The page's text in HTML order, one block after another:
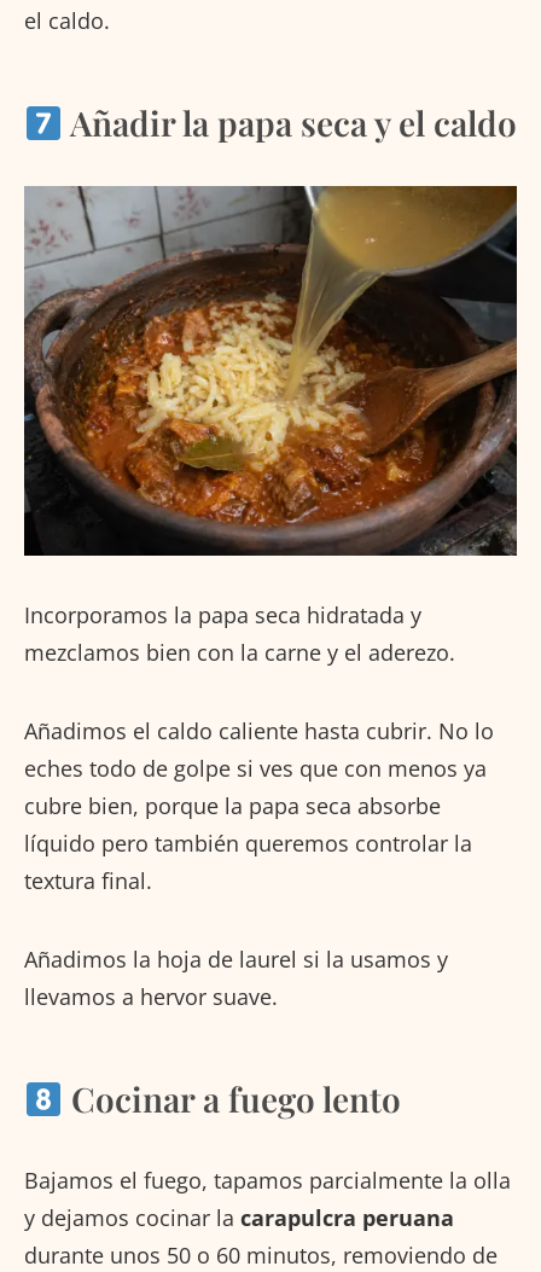
el caldo.
Añadir la papa seca y el caldo
Incorporamos la papa seca hidratada y
mezclamos bien con la carne y el aderezo.
Añadimos el caldo caliente hasta cubrir. No lo
eches todo de golpe si ves que con menos ya
cubre bien, porque la papa seca absorbe
líquido pero también queremos controlar la
textura final.
Añadimos la hoja de laurel si la usamos y
llevamos a hervor suave.
Cocinar a fuego lento
Bajamos el fuego, tapamos parcialmente la olla
y dejamos cocinar la carapulcra peruana
durante unos 50 o 60 minutos, removiendo de